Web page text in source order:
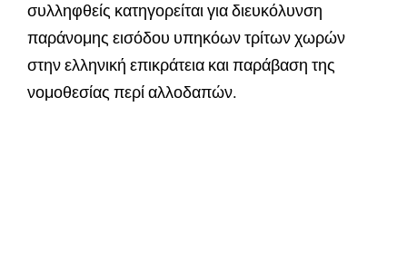
συλληφθείς κατηγορείται για διευκόλυνση
παράνομης εισόδου υπηκόων τρίτων χωρών
στην ελληνική επικράτεια και παράβαση της
νομοθεσίας περί αλλοδαπών.